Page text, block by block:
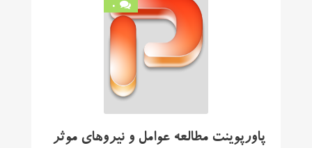
0
پاورپوینت مطالعه عوامل و نیروهای موثر